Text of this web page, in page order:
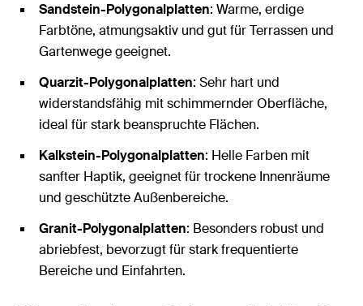
Sandstein-Polygonalplatten: Warme, erdige
Farbtöne, atmungsaktiv und gut für Terrassen und
Gartenwege geeignet.
Quarzit-Polygonalplatten: Sehr hart und
widerstandsfähig mit schimmernder Oberfläche,
ideal für stark beanspruchte Flächen.
Kalkstein-Polygonalplatten: Helle Farben mit
sanfter Haptik, geeignet für trockene Innenräume
und geschützte Außenbereiche.
Granit-Polygonalplatten: Besonders robust und
abriebfest, bevorzugt für stark frequentierte
Bereiche und Einfahrten.